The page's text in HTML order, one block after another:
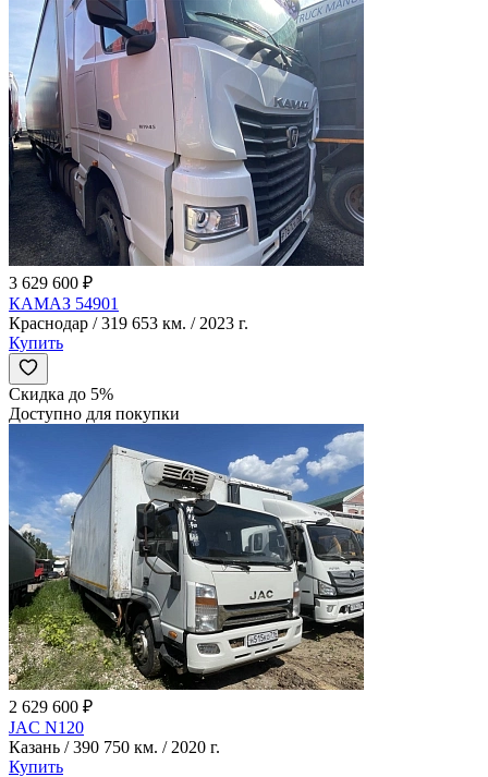
3 629 600 ₽
КАМАЗ 54901
Краснодар / 319 653 км. / 2023 г.
Купить
Скидка до 5%
Доступно для покупки
2 629 600 ₽
JAC N120
Казань / 390 750 км. / 2020 г.
Купить